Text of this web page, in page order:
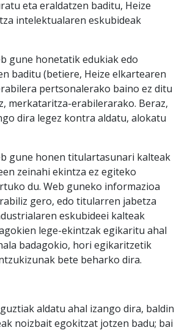
eta eraldatzen baditu, Heize
intelektualaren eskubideak
gune honetatik edukiak edo
baditu (betiere, Heize elkartearen
pertsonalerako baino ez ditu
merkataritza-erabilerarako. Beraz,
dira legez kontra aldatu, alokatu
gune honen titulartasunari kalteak
zeinahi ekintza ez egiteko
du. Web guneko informazioa
gero, edo titularren jabetza
eskubideei kalteak
lege-ekintzak egikaritu ahal
badagokio, hori egikaritzetik
bete beharko dira.
aldatu ahal izango dira, baldin
noizbait egokitzat jotzen badu; bai